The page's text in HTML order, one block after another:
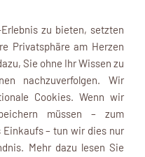
zu bieten, setzten
Privatsphäre am Herzen
Sie ohne Ihr Wissen zu
nachzuverfolgen. Wir
Cookies. Wenn wir
müssen – zum
– tun wir dies nur
Mehr dazu lesen Sie